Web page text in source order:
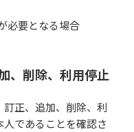
必要となる場合
、削除、利用停止
正、追加、削除、利
であることを確認さ